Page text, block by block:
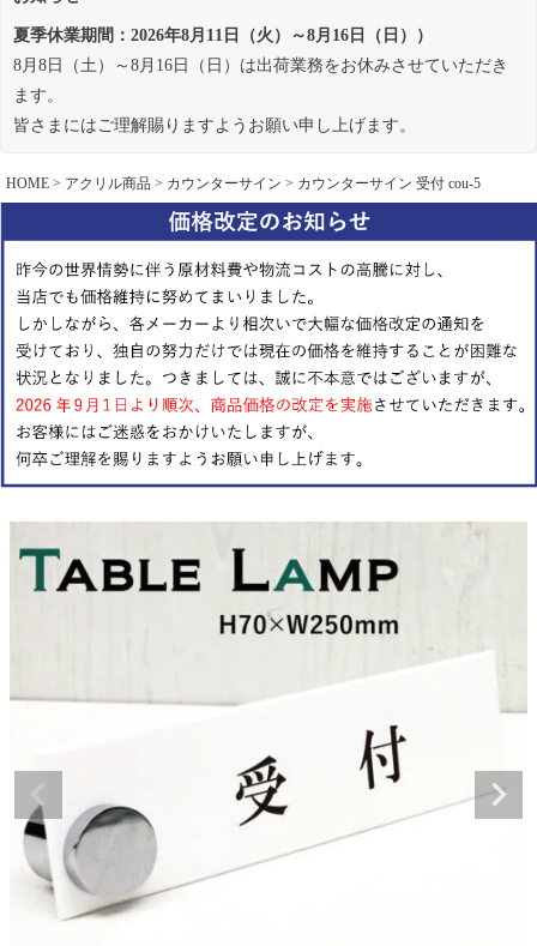
夏季休業期間：2026年8月11日（火）～8月16日（日））
8月8日（土）～8月16日（日）は出荷業務をお休みさせていただき
ます。
皆さまにはご理解賜りますようお願い申し上げます。
HOME アクリル商品 カウンターサイン カウンターサイン 受付 cou-5